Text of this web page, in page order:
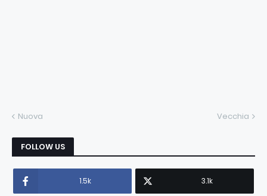
Nuova Vecchia
FOLLOW US
1.5k 3.1k